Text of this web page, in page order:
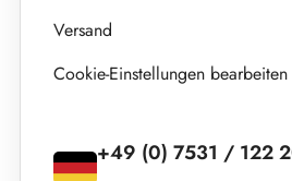
Versand
Cookie-Einstellungen bearbeiten
+49 (0) 7531 / 122